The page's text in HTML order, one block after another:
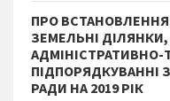
ПРО
ЗЕМЕЛЬНІ
ПІДПОРЯДКУВАННІ
РАДИ НА 2019 РІК